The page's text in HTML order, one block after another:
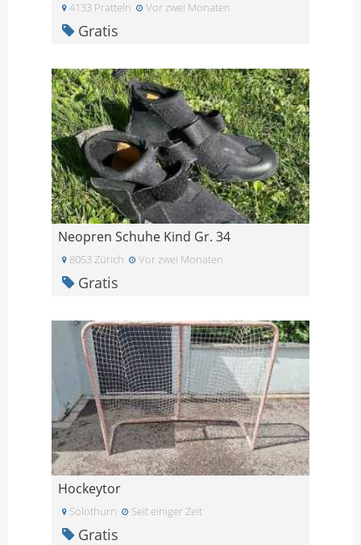
4133 Pratteln Vor zwei Monaten
Gratis
Neopren Schuhe Kind Gr. 34
8053 Zürich Vor zwei Monaten
Gratis
Hockeytor
Solothurn Seit einiger Zeit
Gratis